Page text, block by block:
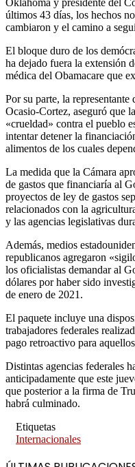
últimos 43 días, los hechos
cambiaron y el camino a
El bloque duro de los
ha dejado fuera la extensión
médica del Obamacare que
Por su parte, la
Ocasio-Cortez, aseguró que
«crueldad» contra el pueblo
intentar detener la
alimentos de los cuales
La medida que la Cámara
de gastos que financiaría al
proyectos de ley de gastos
relacionados con la
y las agencias legislativas
Además, medios
republicanos agregaron
los oficialistas demandar al
dólares por haber sido
de enero de 2021.
El paquete incluye una
trabajadores federales
pago retroactivo para
Distintas agencias federales
anticipadamente que este
que posterior a la firma de
habrá culminado.
Etiquetas
Internacionales